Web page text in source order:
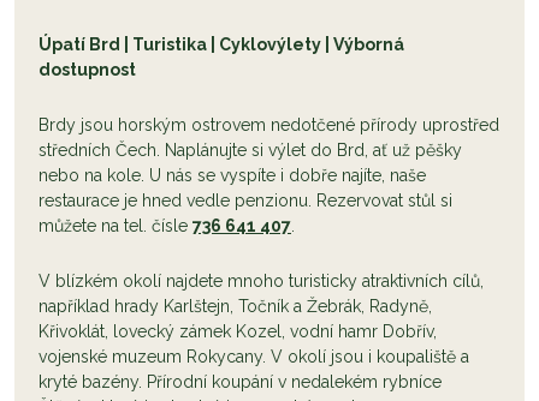
Úpatí Brd | Turistika | Cyklovýlety | Výborná
dostupnost
Brdy jsou horským ostrovem nedotčené přírody uprostřed
středních Čech. Naplánujte si výlet do Brd, ať už pěšky
nebo na kole. U nás se vyspíte i dobře najíte, naše
restaurace je hned vedle penzionu. Rezervovat stůl si
můžete na tel. čísle 736 641 407
V blízkém okolí najdete mnoho turisticky atraktivních cílů,
například hrady Karlštejn, Točník a Žebrák, Radyně,
Křivoklát, lovecký zámek Kozel, vodní hamr Dobřív,
vojenské muzeum Rokycany. V okolí jsou i koupaliště a
kryté bazény. Přírodní koupání v nedalekém rybníce